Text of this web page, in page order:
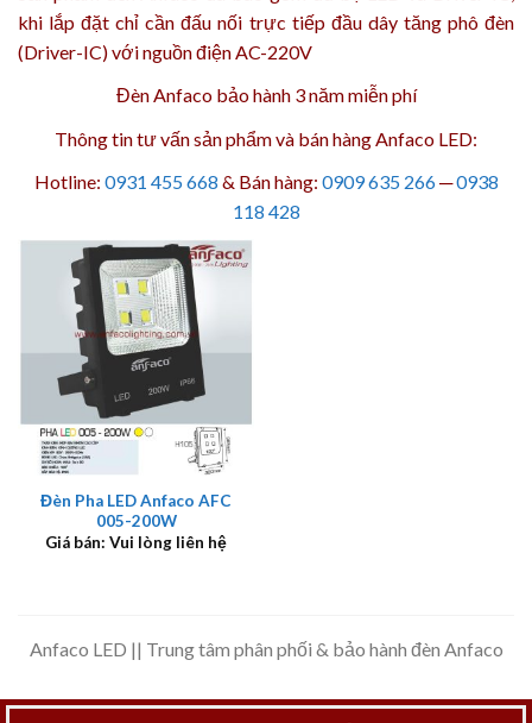
khi lắp đặt chỉ cần đấu nối trực tiếp đầu dây tăng phô đèn
(Driver-IC) với nguồn điện AC-220V
Đèn Anfaco bảo hành 3 nămmiễn phí
Thông tin tư vấn sản phẩm và bán hàng Anfaco LED:
Hotline: 0931 455 668 & Bán hàng: 0909 635 266─0938
118 428
Đèn Pha LED Anfaco AFC
005-200W
Giá bán: Vui lòng liên hệ
Anfaco LED || Trung tâm phân phối & bảo hành đèn Anfaco